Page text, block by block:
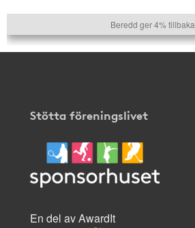
Beredd ger 4% tillbaka
Stötta föreningslivet
En del av AwardIt